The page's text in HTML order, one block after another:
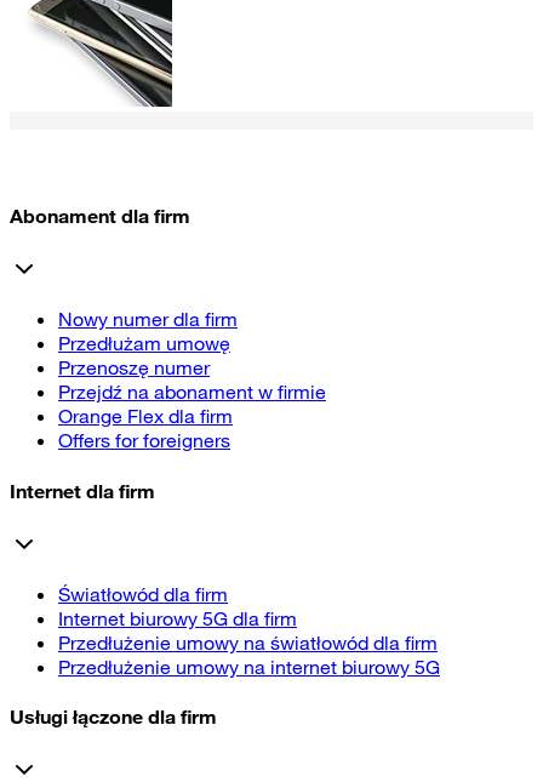
Abonament dla firm
Nowy numer dla firm
Przedłużam umowę
Przenoszę numer
Przejdź na abonament w firmie
Orange Flex dla firm
Offers for foreigners
Internet dla firm
Światłowód dla firm
Internet biurowy 5G dla firm
Przedłużenie umowy na światłowód dla firm
Przedłużenie umowy na internet biurowy 5G
Usługi łączone dla firm